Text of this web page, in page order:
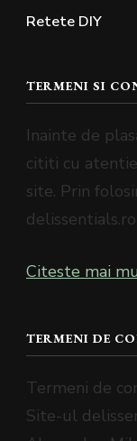
Retete DIY
TERMENI SI
Inainte de
cititi cu
site. Prin
Citeste mai
TERMENI DE
Termeni de
Site-ul